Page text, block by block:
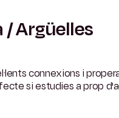
/ Argüelles
connexions i
si estudies a prop